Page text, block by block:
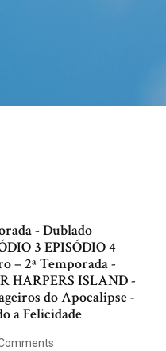
- Dublado
3 EPISÓDIO 4
– 2ª Temporada -
HARPERS ISLAND -
do Apocalipse -
a Felicidade